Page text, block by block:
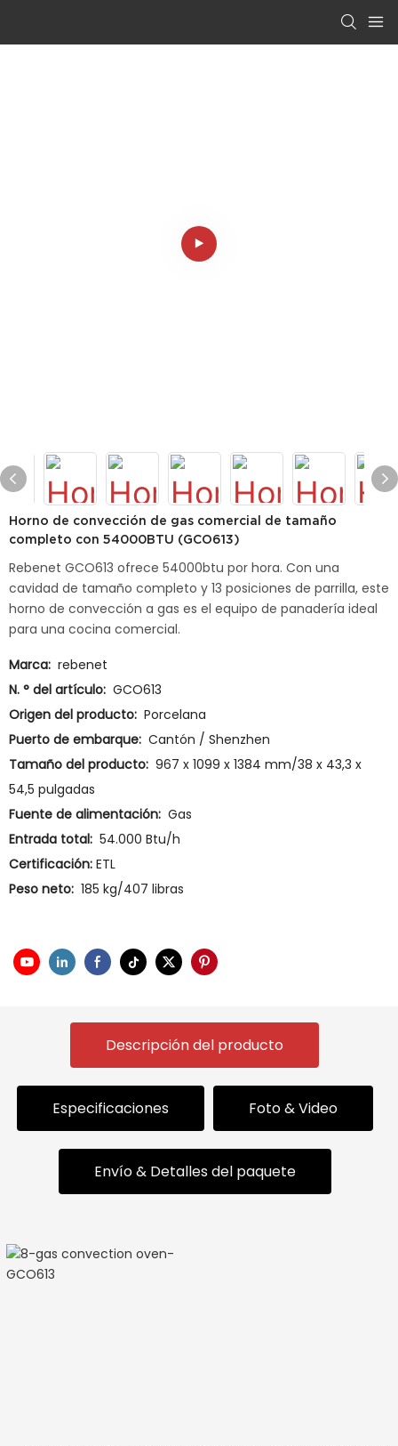
Horno de convección de gas comercial de tamaño
completo con 54000BTU (GCO613)
Rebenet GCO613 ofrece 54000btu por hora. Con una
cavidad de tamaño completo y 13 posiciones de parrilla, este
horno de convección a gas es el equipo de panadería ideal
para una cocina comercial.
Marca: rebenet
N. ° del artículo: GCO613
Origen del producto: Porcelana
Puerto de embarque: Cantón / Shenzhen
Tamaño del producto: 967 x 1099 x 1384 mm/38 x 43,3 x
54,5 pulgadas
Fuente de alimentación: Gas
Entrada total: 54.000 Btu/h
Certificación: ETL
Peso neto: 185 kg/407 libras
Descripción del producto
Especificaciones Foto & Video
Envío & Detalles del paquete
605 libras
de madera